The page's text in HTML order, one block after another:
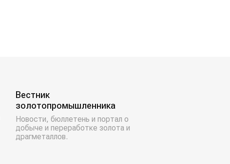
Вестник
золотопромышленника
Новости, бюллетень и портал о
добыче и переработке золота и
драгметаллов.